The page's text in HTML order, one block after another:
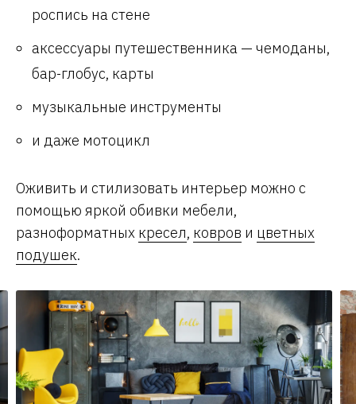
роспись на стене
аксессуары путешественника — чемоданы,
бар-глобус, карты
музыкальные инструменты
и даже мотоцикл
Оживить и стилизовать интерьер можно с
помощью яркой обивки мебели,
разноформатных кресел, ковров и цветных
подушек.